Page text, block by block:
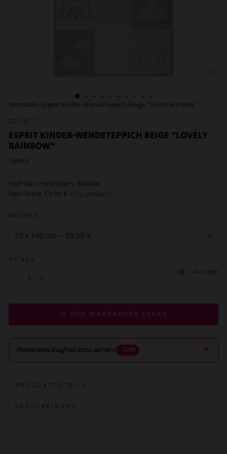
Startseite / Esprit Kinder-Wendeteppich Beige "Lovely Rainbow"
ESPRIT
ESPRIT KINDER-WENDETEPPICH BEIGE "LOVELY
RAINBOW"
18993
UVP des Herstellers: 99,00 €€99,00
Dein Preis: 59,00 € 40% gespart
GRÖSSE
MENGE
Auf Lager
IN DEN WARENKORB LEGEN
Passendes RugPad dazu sichern −20% ▲
PRODUKTDETAILS
BESCHREIBUNG